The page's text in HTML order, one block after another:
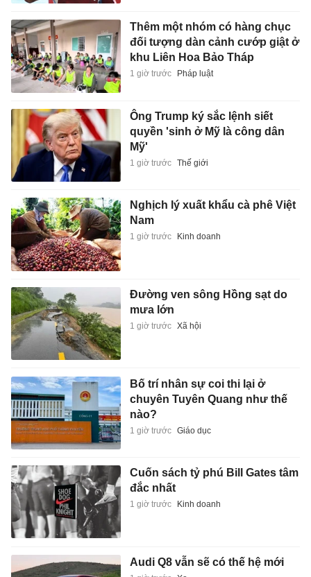
Thêm một nhóm có hàng chục
đối tượng dàn cảnh cướp giật ở
khu Liên Hoa Bảo Tháp
1 giờ trước Pháp luật
Ông Trump ký sắc lệnh siết
quyền 'sinh ở Mỹ là công dân
Mỹ'
1 giờ trước Thế giới
Nghịch lý xuất khẩu cà phê Việt
Nam
1 giờ trước Kinh doanh
Đường ven sông Hồng sạt do
mưa lớn
1 giờ trước Xã hội
Bố trí nhân sự coi thi lại ở
chuyên Tuyên Quang như thế
nào?
1 giờ trước Giáo dục
Cuốn sách tỷ phú Bill Gates tâm
đắc nhất
1 giờ trước Kinh doanh
Audi Q8 vẫn sẽ có thế hệ mới